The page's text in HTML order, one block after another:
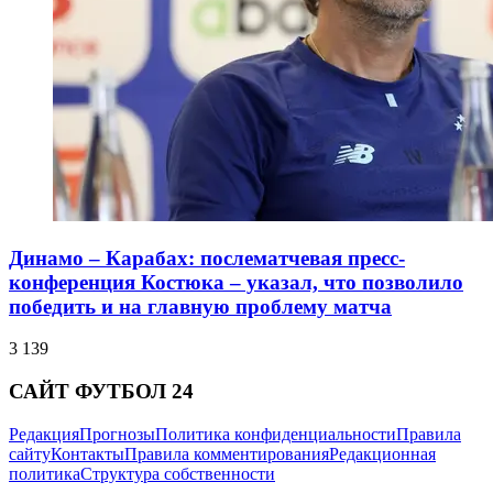
Динамо – Карабах: послематчевая пресс-
конференция Костюка – указал, что позволило
победить и на главную проблему матча
3 139
САЙТ ФУТБОЛ 24
РедакцияПрогнозыПолитика конфиденциальностиПравила
сайтуКонтактыПравила комментированияРедакционная
политикаСтруктура собственности